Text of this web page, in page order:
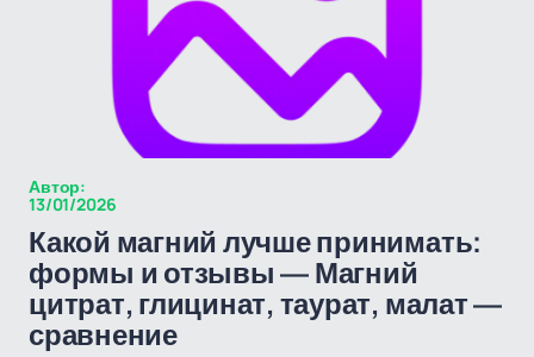
Автор:
13/01/2026
Какой магний лучше принимать:
формы и отзывы — Магний
цитрат, глицинат, таурат, малат —
сравнение